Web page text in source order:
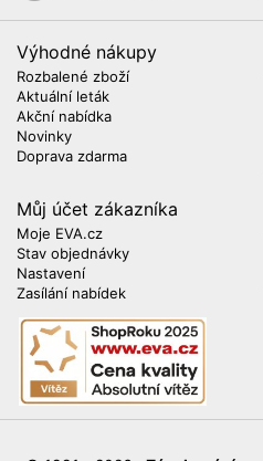
Výhodné nákupy
Rozbalené zboží
Aktuální leták
Akční nabídka
Novinky
Doprava zdarma
Můj účet zákazníka
Moje EVA.cz
Stav objednávky
Nastavení
Zasílání nabídek